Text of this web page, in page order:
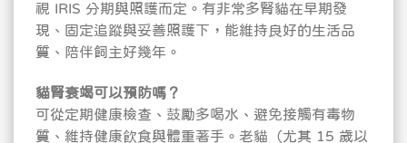
視 IRIS 分期與照護而定。有非常多腎貓在早期發
現、固定追蹤與妥善照護下，能維持良好的生活品
質、陪伴飼主好幾年。
貓腎衰竭可以預防嗎？
可從定期健康檢查、鼓勵多喝水、避免接觸有毒物
質、維持健康飲食與體重著手。老貓（尤其 15 歲以